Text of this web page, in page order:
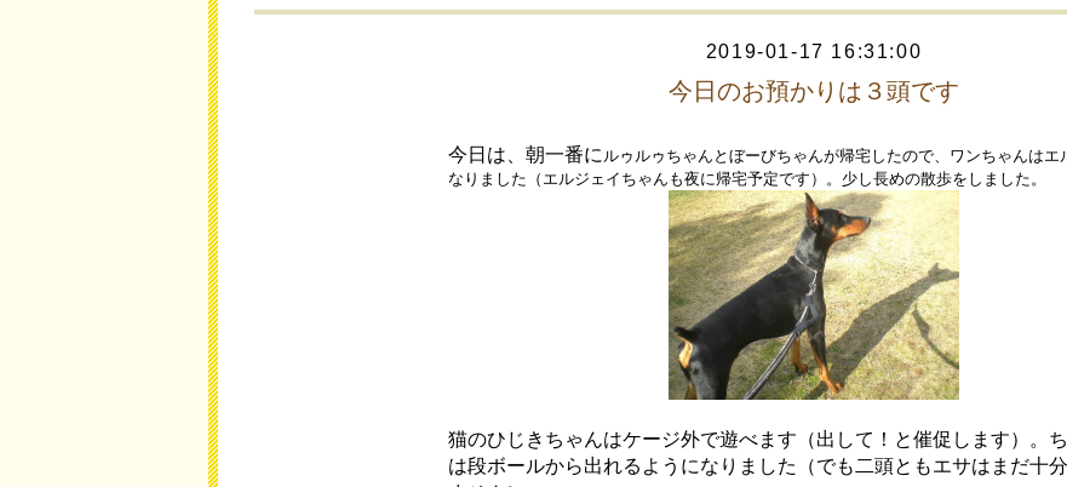
2019-01-17 16:31:00
今日のお預かりは３頭です
今日は、朝一番に ルゥルゥちゃんとぼーびちゃんが帰宅したので、ワンちゃんはエ
なりました（ エルジェイちゃんも夜に帰宅予定です ）。少し長めの散歩をしました。
猫のひじきちゃんはケージ外で遊べます（出して！と催促します）。
は段ボールから出れるようになりました（でも二頭ともエサはまだ十